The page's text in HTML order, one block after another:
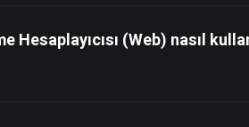
Hesaplayıcısı (Web) nasıl